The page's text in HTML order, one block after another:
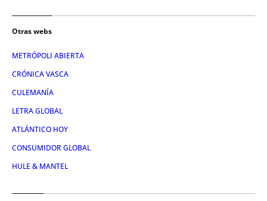
Otras webs
METRÓPOLI ABIERTA
CRÓNICA VASCA
CULEMANÍA
LETRA GLOBAL
ATLÁNTICO HOY
CONSUMIDOR GLOBAL
HULE & MANTEL